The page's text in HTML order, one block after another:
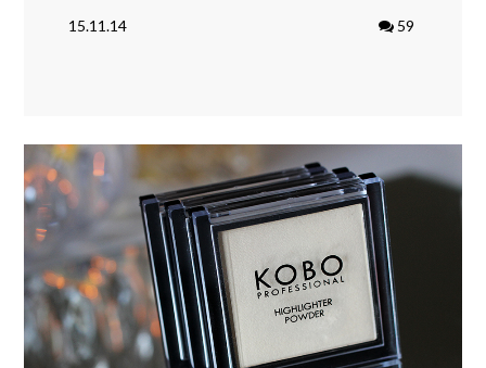
15.11.14 59